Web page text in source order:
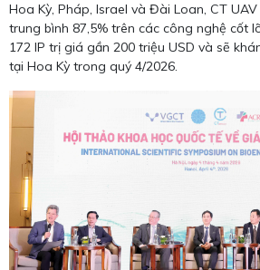
Hoa Kỳ, Pháp, Israel và Đài Loan, CT
trung bình 87,5% trên các công nghệ cốt
172 IP trị giá gần 200 triệu USD và sẽ
tại Hoa Kỳ trong quý 4/2026.